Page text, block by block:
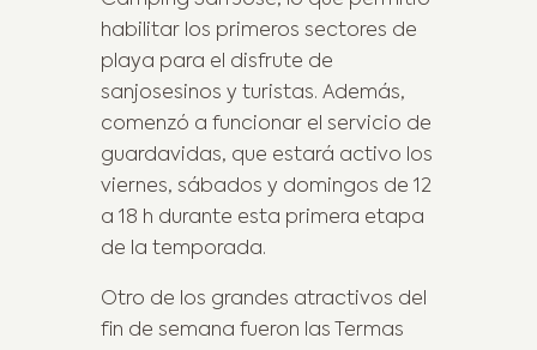
habilitar los primeros sectores de
playa para el disfrute de
sanjosesinos y turistas. Además,
comenzó a funcionar el servicio de
guardavidas, que estará activo los
viernes, sábados y domingos de 12
a 18 h durante esta primera etapa
de la temporada.
Otro de los grandes atractivos del
fin de semana fueron las Termas